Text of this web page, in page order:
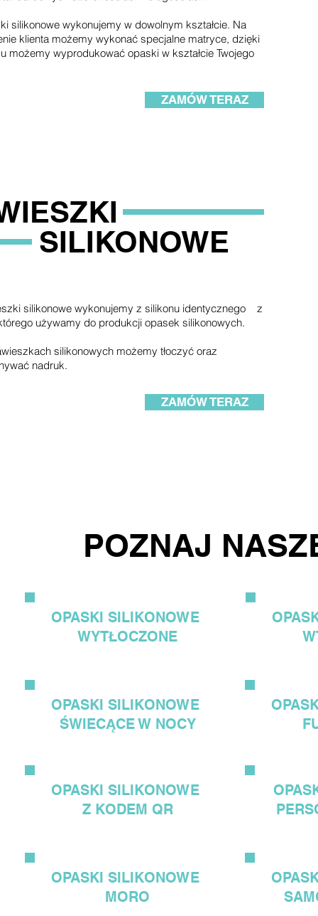
silikonowe wykonujemy w dowolnym kształcie. Na
klienta możemy wykonać specjalne matryce, dzięki
możemy wyprodukować opaski w kształcie Twojego
ZAMÓW TERAZ
SILIKONOWE
silikonowe wykonujemy z silikonu identycznego z
używamy do produkcji opasek silikonowych.
silikonowych możemy tłoczyć oraz
nadruk.
ZAMÓW TERAZ
POZNAJ
OPASKI SILIKONOWE
WYTŁOCZONE
OPASKI SILIKONOWE
ŚWIECĄCE W NOCY
OPASKI SILIKONOWE
Z KODEM QR
OPASKI SILIKONOWE
MORO